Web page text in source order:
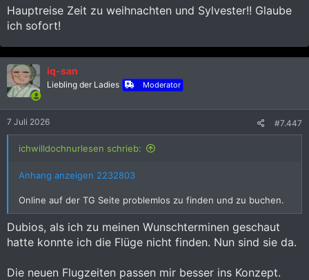
Hauptreise Zeit zu weihnachten und Sylvester!! Glaube
ich sofort!
iq-san
Liebling der Ladies Moderator
7 Juli 2026 #7.447
ichwilldochnurlesen schrieb:
Anhang anzeigen 2232803
Online auf der TG Seite problemlos zu finden und zu buchen.
Dubios, als ich zu meinen Wunschterminen geschaut
hatte konnte ich die Flüge nicht finden. Nun sind sie da.
Die neuen Flugzeiten passen mir besser ins Konzept.